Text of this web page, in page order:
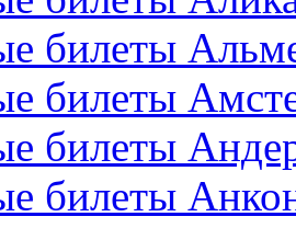
билеты
билеты
билеты
билеты